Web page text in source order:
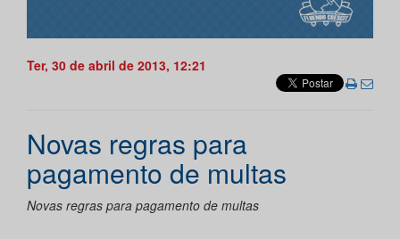
Ter, 30 de abril de 2013, 12:21
Novas regras para
pagamento de multas
Novas regras para pagamento de multas